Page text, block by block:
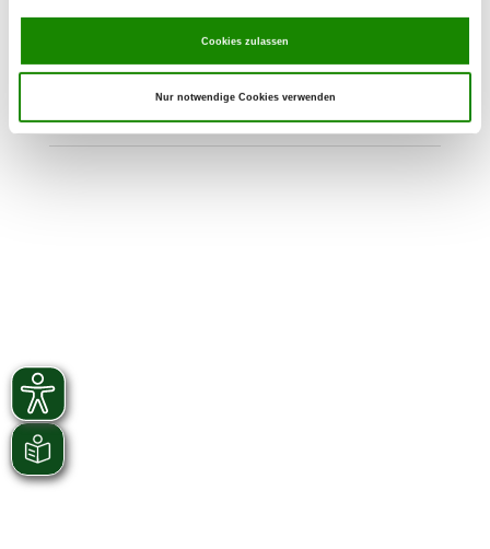
Cookies zulassen
Nur notwendige Cookies verwenden
OG - Südfläming Mochau